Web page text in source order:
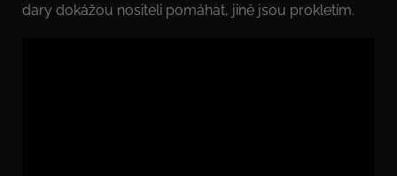
dary dokážou nositeli pomáhat, jiné jsou prokletím.